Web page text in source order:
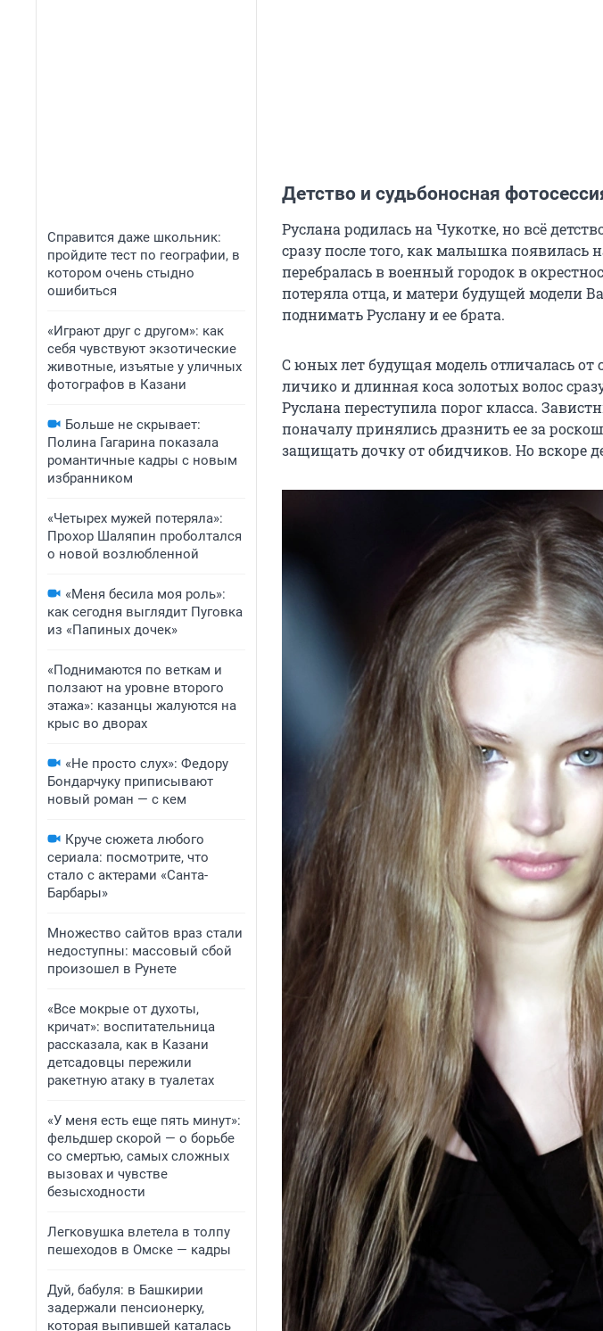
Справится даже школьник:
пройдите тест по географии, в
котором очень стыдно
ошибиться
«Играют друг с другом»: как
себя чувствуют экзотические
животные, изъятые у уличных
фотографов в Казани
Больше не скрывает:
Полина Гагарина показала
романтичные кадры с новым
избранником
«Четырех мужей потеряла»:
Прохор Шаляпин проболтался
о новой возлюбленной
«Меня бесила моя роль»:
как сегодня выглядит Пуговка
из «Папиных дочек»
«Поднимаются по веткам и
ползают на уровне второго
этажа»: казанцы жалуются на
крыс во дворах
«Не просто слух»: Федору
Бондарчуку приписывают
новый роман — с кем
Круче сюжета любого
сериала: посмотрите, что
стало с актерами «Санта-
Барбары»
Множество сайтов враз стали
недоступны: массовый сбой
произошел в Рунете
«Все мокрые от духоты,
кричат»: воспитательница
рассказала, как в Казани
детсадовцы пережили
ракетную атаку в туалетах
«У меня есть еще пять минут»:
фельдшер скорой — о борьбе
со смертью, самых сложных
вызовах и чувстве
безысходности
Легковушка влетела в толпу
пешеходов в Омске — кадры
Дуй, бабуля: в Башкирии
задержали пенсионерку,
которая выпившей каталась
Детство и судьбоносная
Руслана родилась на Чукотке, но всё
сразу после того, как малышка появилась
перебралась в военный городок в
потеряла отца, и матери будущей модели
поднимать Руслану и ее брата.
С юных лет будущая модель отличалась от
личико и длинная коса золотых волос
Руслана переступила порог класса.
поначалу принялись дразнить ее за
защищать дочку от обидчиков. Но вскоре